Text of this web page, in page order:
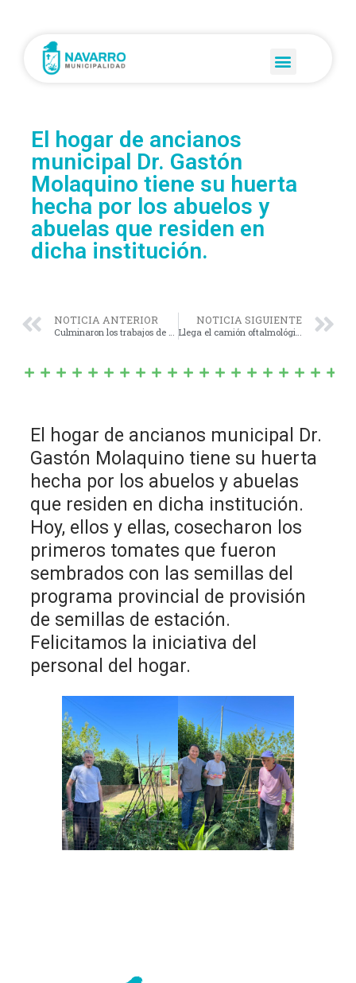
El hogar de ancianos
municipal Dr. Gastón
Molaquino tiene su huerta
hecha por los abuelos y
abuelas que residen en
dicha institución.
NOTICIA ANTERIOR
Culminaron los trabajos de pintura en la escuela primaria N°18 “General José de San Martín” de La Marianas.
NOTICIA SIGUIENTE
Llega el camión oftalmológico a Navarro.
El hogar de ancianos municipal Dr.
Gastón Molaquino tiene su huerta
hecha por los abuelos y abuelas
que residen en dicha institución.
Hoy, ellos y ellas, cosecharon los
primeros tomates que fueron
sembrados con las semillas del
programa provincial de provisión
de semillas de estación.
Felicitamos la iniciativa del
personal del hogar.